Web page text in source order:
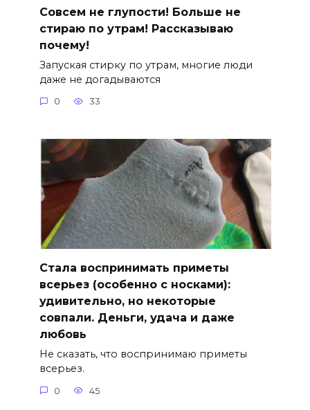
Совсем не глупости! Больше не
стираю по утрам! Рассказываю
почему!
Запуская стирку по утрам, многие люди
даже не догадываются
0 33
Стала воспринимать приметы
всерьез (особенно с носками):
удивительно, но некоторые
совпали. Деньги, удача и даже
любовь
Не сказать, что воспринимаю приметы
всерьез.
0 45